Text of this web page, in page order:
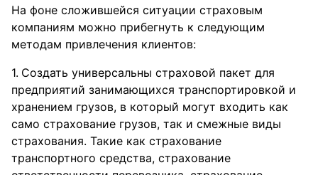
На фоне сложившейся ситуации страховым
компаниям можно прибегнуть к следующим
методам привлечения клиентов:
Создать универсальны страховой пакет для
предприятий занимающихся транспортировкой и
хранением грузов, в который могут входить как
само страхование грузов, так и смежные виды
страхования. Такие как страхование
транспортного средства, страхование